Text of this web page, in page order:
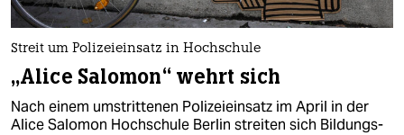
Streit um Polizeieinsatz in Hochschule
„Alice Salomon“ wehrt sich
Nach einem umstrittenen Polizeieinsatz im April in der
Alice Salomon Hochschule Berlin streiten sich Bildungs-